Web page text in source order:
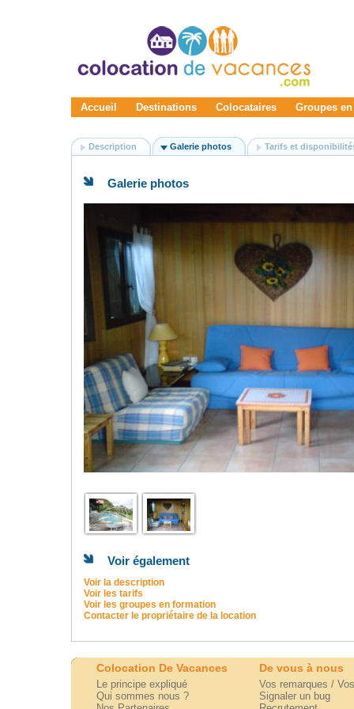
Accueil Destinations Colocataires Groupes
Description Galerie photos Tarifs et
Galerie photos
Voir également
Voir la description
Voir les tarifs
Voir les groupes en formation
Contacter le propriétaire de la location
Colocation De Vacances De vous à nous
Le principe expliqué
Vos remarques /
Qui sommes nous ?
Signaler un bug